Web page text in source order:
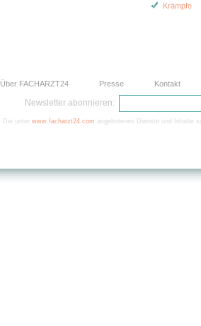
Krämpfe
Über FACHARZT24 Presse Kontakt
Newsletter abonnieren:
Die unter www.facharzt24.com angebotenen Dienste und Inhalte